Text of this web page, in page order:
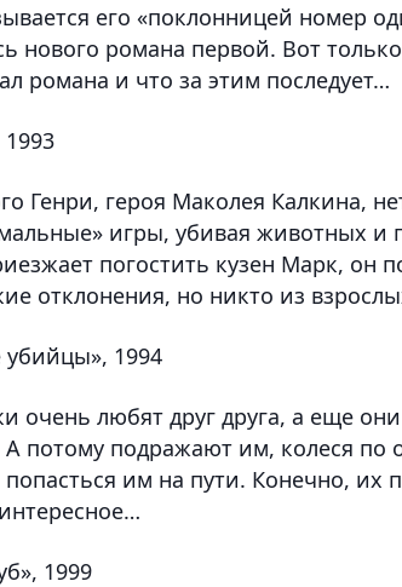
его «поклонницей номер
нового романа первой. Вот
романа и что за этим последует…
Генри, героя Маколея Калкина,
игры, убивая животных и
погостить кузен Марк, он
отклонения, но никто из
1994
очень любят друг друга, а еще
потому подражают им, колеся по
им на пути. Конечно, их
1999